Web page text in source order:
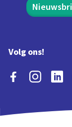
Volg ons!